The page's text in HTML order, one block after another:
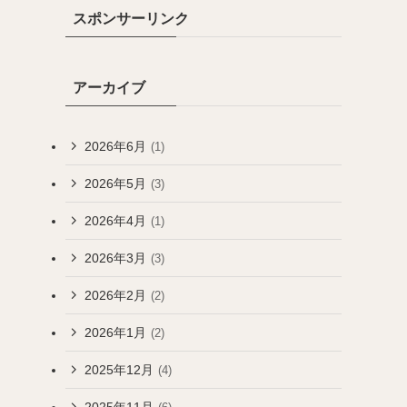
スポンサーリンク
アーカイブ
2026年6月 (1)
2026年5月 (3)
2026年4月 (1)
2026年3月 (3)
2026年2月 (2)
2026年1月 (2)
2025年12月 (4)